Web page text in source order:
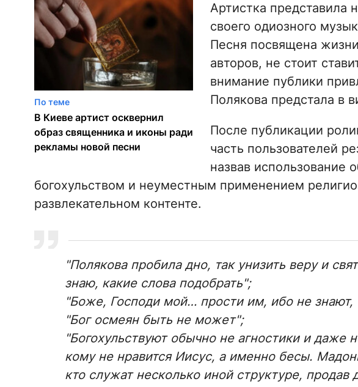
По теме
В Киеве артист осквернил
образ священника и иконы ради
рекламы новой песни
Артистка представила
своего одиозного
Песня посвящена
авторов, не стоит
внимание публики
Полякова предстала в
После публикации
часть пользователей
назвав использование
богохульством и неуместным применением
развлекательном контенте.
"Полякова пробила дно, так унизить веру и
знаю, какие слова подобрать";
"Боже, Господи мой… прости им, ибо не знают,
"Бог осмеян быть не может";
"Богохульствуют обычно не агностики и даже
кому не нравится Иисус, а именно бесы.
кто служат несколько иной структуре,